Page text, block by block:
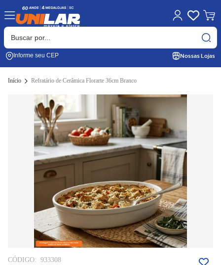
Informe seu CEP Nossas Lojas
Início Refratário de Cerâmica Florarte 36cm Branco
CÓDIGO: 933308